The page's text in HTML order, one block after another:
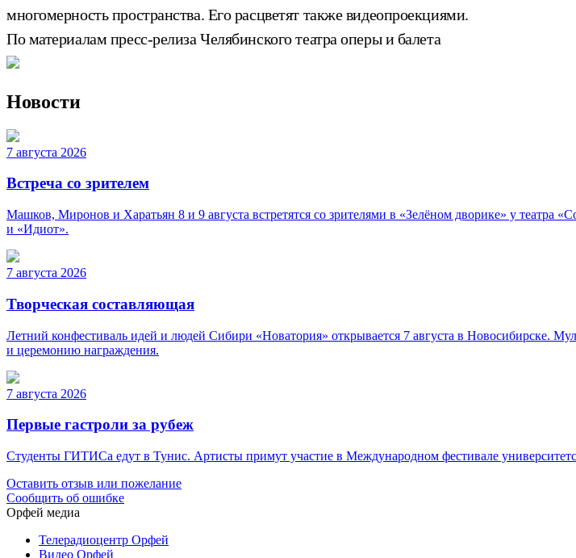
многомерность пространства. Его расцветят также видеопроекциями.
По материалам пресс-релиза Челябинского театра оперы и балета
Новости
7 августа 2026
Встреча со зрителем
Машков, Миронов и Харатьян 8 и 9 августа встретятся со зрителями в «Зелёном дворике» у
и «Идиот».
7 августа 2026
Творческая составляющая
Летний конфестиваль идей и людей Сибири «Новатория» открывается 7 августа в Новосибирске.
и церемонию награждения.
7 августа 2026
Первые гастроли за рубеж
Студенты ГИТИСа едут в Тунис. Артисты примут участие в Международном фестивале
Оставить отзыв или пожелание
Сообщить об ошибке
Орфей медиа
Телерадиоцентр Орфей
Видео Орфей